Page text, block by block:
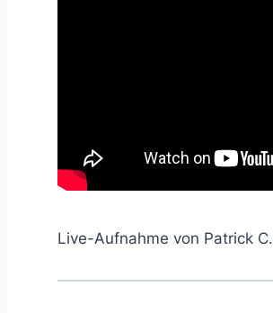
Live-Aufnahme von Patrick